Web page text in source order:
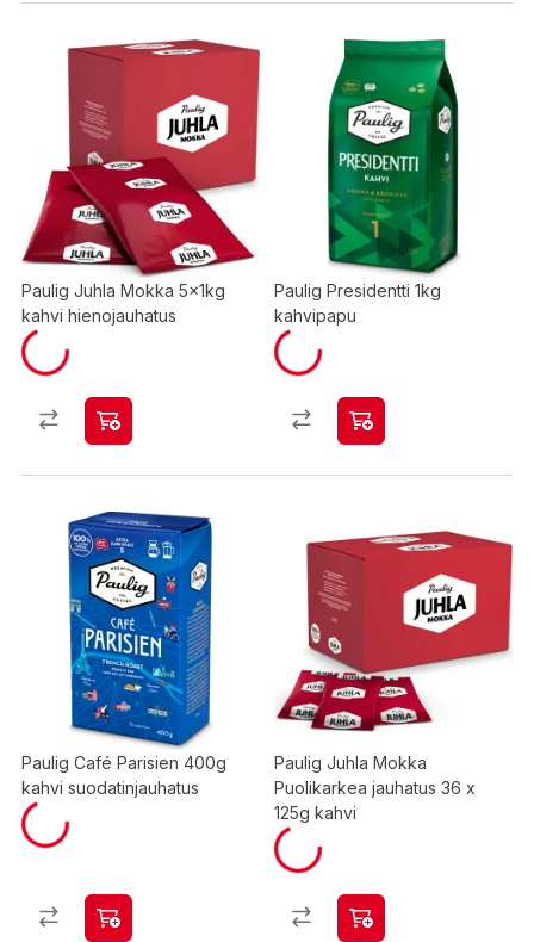
Paulig Juhla Mokka 5x1kg
kahvi hienojauhatus
Paulig Presidentti 1kg
kahvipapu
Paulig Café Parisien 400g
kahvi suodatinjauhatus
Paulig Juhla Mokka
Puolikarkea jauhatus 36 x
125g kahvi